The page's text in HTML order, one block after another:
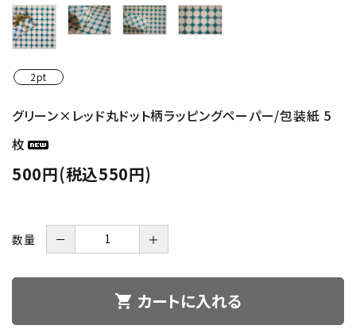
2pt
グリーン×レッド丸ドット柄ラッピングペーパー/包装紙 5
枚
500円(税込550円)
数量 － ＋
shopping_cart カートに入れる